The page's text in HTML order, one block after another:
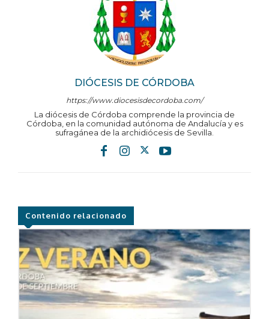
DIÓCESIS DE CÓRDOBA
https://www.diocesisdecordoba.com/
La diócesis de Córdoba comprende la provincia de
Córdoba, en la comunidad autónoma de Andalucía y es
sufragánea de la archidiócesis de Sevilla.
Contenido relacionado